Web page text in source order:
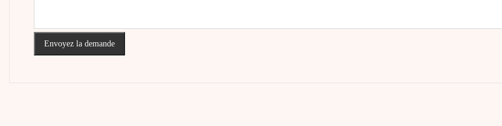
Envoyez la demande